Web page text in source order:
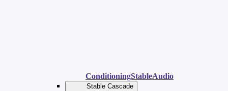
ConditioningStableAudio
Stable Cascade